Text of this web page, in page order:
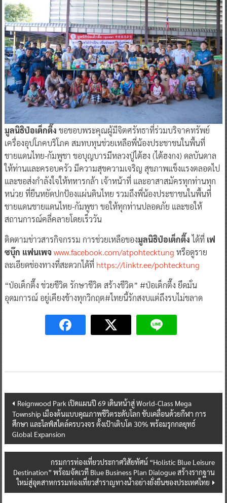
มูลนิธิป่อเต็กตึ๊ง ขอขอบพระคุณผู้มีจิตศรัทธาที่ร่วมบริจาคทรัพย์
เครื่องอุปโภคบริโภค สมทบทุนช่วยเหลือพี่น้องประชาชนในพื้นที่
ชายแดนไทย-กัมพูชา ขอบุญบารมีหลวงปู่ไต้ฮง (ไต้ฮงกง) ดลบันดาล
ให้ท่านและครอบครัว มีความสุขความเจริญ สุขภาพแข็งแรงตลอดไป
และขอส่งกำลังใจให้ทหารกล้า เจ้าหน้าที่ และอาสาสมัครทุกท่านทุก
หน่วย ที่ยืนหยัดปกป้องแผ่นดินไทย รวมถึงพี่น้องประชาชนในพื้นที่
ชายแดนชายแดนไทย-กัมพูชา ขอให้ทุกท่านปลอดภัย และขอให้
สถานการณ์คลี่คลายโดยเร็ววัน
ติดตามข่าวสารกิจกรรม การช่วยเหลือของมูลนิธิป่อเต็กตึ๊งได้ที่ เฟ
ซบุ๊ก แฟนเพจwww.facebook.com/atpohtecktung หรือดูราย
ละเอียดช่องทางที่สะดวกได้ที่ https://linktr.ee/pohtecktung
“ป่อเต็กตึ๊ง ช่วยชีวิต รักษาชีวิต สร้างชีวิต” #ป่อเต็กตึ๊ง ยึดมั่น
อุดมการณ์ อยู่เคียงข้างทุกวิกฤต#ไทยนี้รักสงบแต่ถึงรบไม่ขลาด
Post
navigation
Reignwood Park เปิดแผนปี 69 เดินหน้าสู่ World-Class Mega
Township เมืองต้นแบบคุณภาพชีวิตระดับโลก ขับเคลื่อนด้วยกีฬา การ
ศึกษา และไลฟ์สไตล์ครบวงจร ตั้งเป้าเติบโต 30% พร้อมรุกกลยุทธ์
Global Expansion
กรมการท่องเที่ยวประกาศวิสัยทัศน์ “Holistic Blue Leisure
Destination” พร้อมจัดเวที Blue Business Plan Dialogue สร้างรากฐาน
ใหม่สู่อุตสาหกรรมท่องเที่ยวสำราญทางน้ำอย่างยั่งยืนของประเทศไทย